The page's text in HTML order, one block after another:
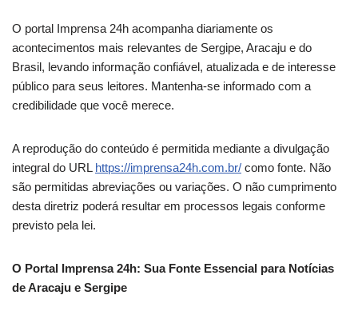
O portal Imprensa 24h acompanha diariamente os
acontecimentos mais relevantes de Sergipe, Aracaju e do
Brasil, levando informação confiável, atualizada e de interesse
público para seus leitores. Mantenha-se informado com a
credibilidade que você merece.
A reprodução do conteúdo é permitida mediante a divulgação
integral do URL https://imprensa24h.com.br/ como fonte. Não
são permitidas abreviações ou variações. O não cumprimento
desta diretriz poderá resultar em processos legais conforme
previsto pela lei.
O Portal Imprensa 24h: Sua Fonte Essencial para Notícias
de Aracaju e Sergipe